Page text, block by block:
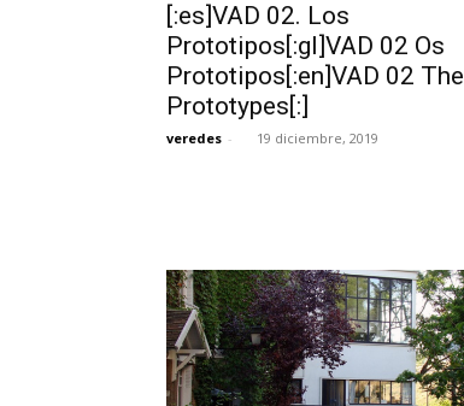
[:es]VAD 02. Los
Prototipos[:gl]VAD 02 Os
Prototipos[:en]VAD 02 The
Prototypes[:]
veredes - 19 diciembre, 2019